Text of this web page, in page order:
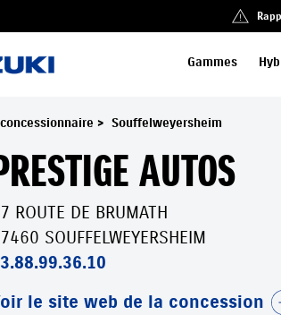
Gammes
> Souffelweyersheim
AUTOS
ROUTE DE BRUMATH
SOUFFELWEYERSHEIM
le site web de la concession